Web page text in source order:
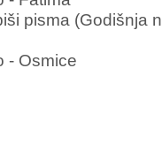
pisma (Godišnja
- Osmice